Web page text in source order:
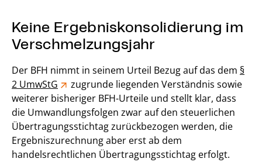
Keine Ergebniskonsolidierung im
Verschmelzungsjahr
Der BFH nimmt in seinem Urteil Bezug auf das dem §
2 UmwStG
zugrunde liegenden Verständnis sowie
weiterer bisheriger BFH-Urteile und stellt klar, dass
die Umwandlungsfolgen zwar auf den steuerlichen
Übertragungsstichtag zurückbezogen werden, die
Ergebniszurechnung aber erst ab dem
handelsrechtlichen Übertragungsstichtag erfolgt.